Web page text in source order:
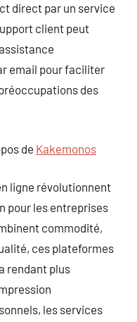
direct par un service
client peut
email pour faciliter
des
de Kakemonos
ligne révolutionnent
pour les entreprises
commodité,
ces plateformes
rendant plus
les services